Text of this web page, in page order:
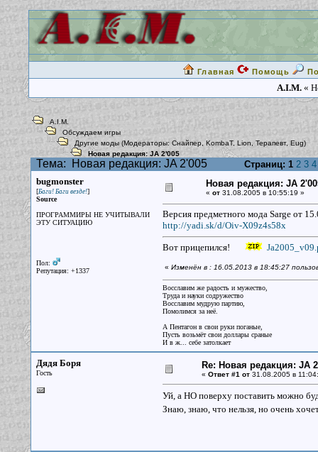
Главная Помощь
A.I.M. «
A.I.M.
Обсуждаем игры
Другие моды (Модераторы: Снайпер, KombaT, Lion, Терапевт, Eug)
Новая редакция: JA 2'005
Тема: Новая редакция: JA 2'005 Страниц: 1 2 3 4
bugmonster
[Баги! Баги везде!]
Source
ПРОГРАММИРЫ НЕ УЧИТЫВАЛИ
ЭТУ СИТУАЦИЮ
Пол:
Репутация: +1337
Новая редакция: JA
« от31.08.2005 в 10:55:19 »
Версия предметного мода Sarge от
http://yadi.sk/d/Oiv-X09z4s58x
Вот прицепился!
« Изменён в : 16.05.2013 в 18:45:27
Восславим же радость и мужество,
Труда и науки содружество
Восславим мудрую партию,
Помолимся за неё.
А Пентагон в свои руки поганые,
Пусть возьмёт свои доллары сраные
И в ж... себе затолкает
Дядя Боря
Гость
Re: Новая редакция: JA
« Ответ #1 от31.08.2005 в
Уй, а НО поверху поставить можно
Знаю, знаю, что нельзя, но очень